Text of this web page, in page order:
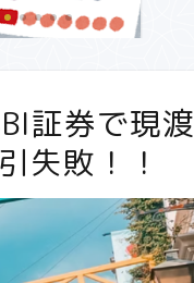
証券で現渡
失敗！！